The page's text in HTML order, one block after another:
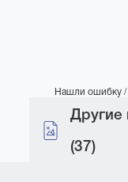
Нашли ошибку /
Другие
(37)